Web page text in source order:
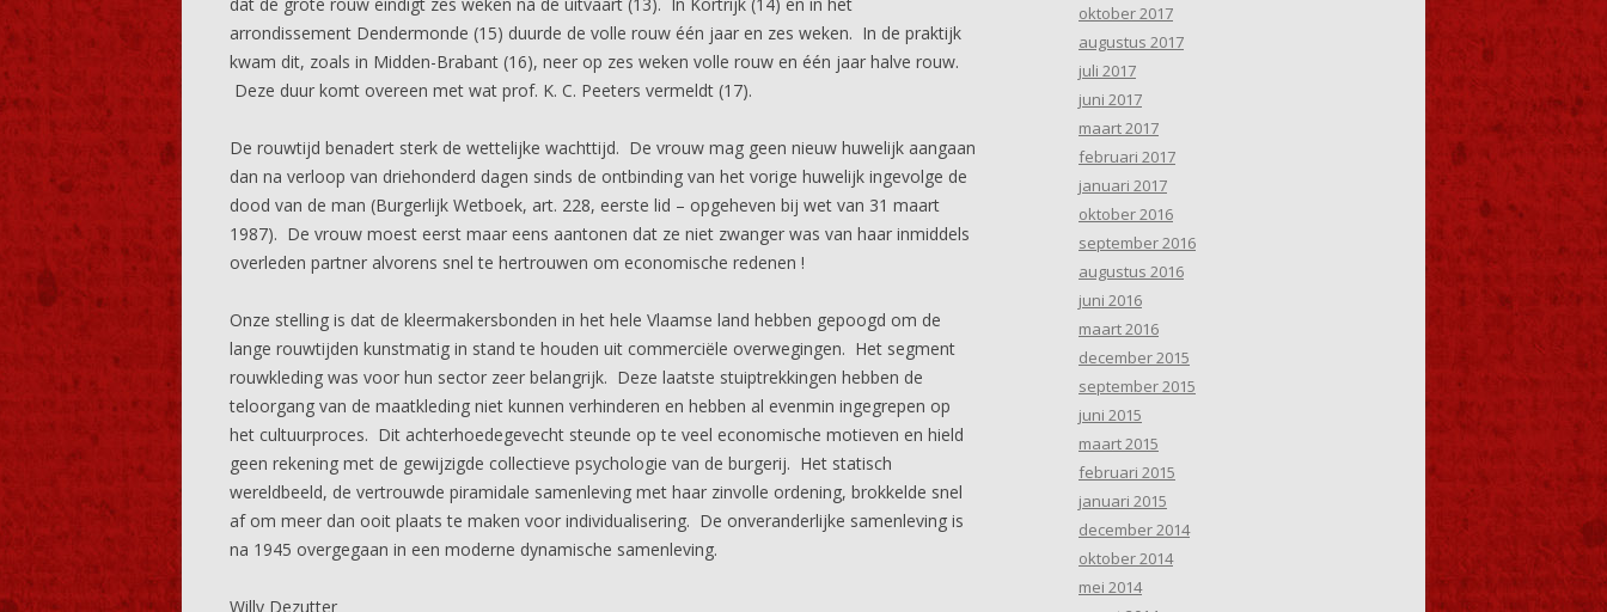
arrondissement Dendermonde (15) duurde de volle rouw één jaar en zes weken. In de praktijk
kwam dit, zoals in Midden-Brabant (16), neer op zes weken volle rouw en één jaar halve rouw.
Deze duur komt overeen met wat prof. K. C. Peeters vermeldt (17).
De rouwtijd benadert sterk de wettelijke wachttijd. De vrouw mag geen nieuw huwelijk aangaan
dan na verloop van driehonderd dagen sinds de ontbinding van het vorige huwelijk ingevolge de
dood van de man (Burgerlijk Wetboek, art. 228, eerste lid – opgeheven bij wet van 31 maart
1987). De vrouw moest eerst maar eens aantonen dat ze niet zwanger was van haar inmiddels
overleden partner alvorens snel te hertrouwen om economische redenen !
Onze stelling is dat de kleermakersbonden in het hele Vlaamse land hebben gepoogd om de
lange rouwtijden kunstmatig in stand te houden uit commerciële overwegingen. Het segment
rouwkleding was voor hun sector zeer belangrijk. Deze laatste stuiptrekkingen hebben de
teloorgang van de maatkleding niet kunnen verhinderen en hebben al evenmin ingegrepen op
het cultuurproces. Dit achterhoedegevecht steunde op te veel economische motieven en hield
geen rekening met de gewijzigde collectieve psychologie van de burgerij. Het statisch
wereldbeeld, de vertrouwde piramidale samenleving met haar zinvolle ordening, brokkelde snel
af om meer dan ooit plaats te maken voor individualisering. De onveranderlijke samenleving is
na 1945 overgegaan in een moderne dynamische samenleving.
Willy Dezutter
oktober 2017
augustus 2017
juli 2017
juni 2017
maart 2017
februari 2017
januari 2017
oktober 2016
september 2016
augustus 2016
juni 2016
maart 2016
december 2015
september 2015
juni 2015
maart 2015
februari 2015
januari 2015
december 2014
oktober 2014
mei 2014